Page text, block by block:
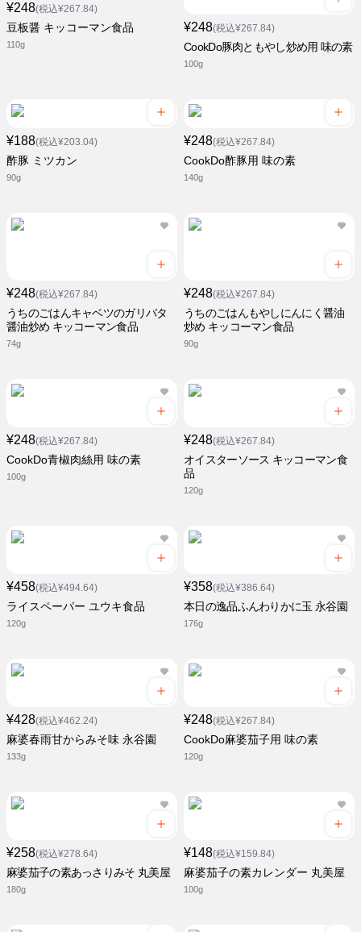
¥248(税込¥267.84)
豆板醤 キッコーマン食品
110g
¥248(税込¥267.84)
CookDo豚肉ともやし炒め用 味の素
100g
¥188(税込¥203.04)
酢豚 ミツカン
90g
¥248(税込¥267.84)
CookDo酢豚用 味の素
140g
¥248(税込¥267.84)
うちのごはんキャベツのガリバタ
醤油炒め キッコーマン食品
74g
¥248(税込¥267.84)
うちのごはんもやしにんにく醤油
炒め キッコーマン食品
90g
¥248(税込¥267.84)
CookDo青椒肉絲用 味の素
100g
¥248(税込¥267.84)
オイスターソース キッコーマン食
品
120g
¥458(税込¥494.64)
ライスペーパー ユウキ食品
120g
¥358(税込¥386.64)
本日の逸品ふんわりかに玉 永谷園
176g
¥428(税込¥462.24)
麻婆春雨甘からみそ味 永谷園
133g
¥248(税込¥267.84)
CookDo麻婆茄子用 味の素
120g
¥258(税込¥278.64)
麻婆茄子の素あっさりみそ 丸美屋
180g
¥148(税込¥159.84)
麻婆茄子の素カレンダー 丸美屋
100g